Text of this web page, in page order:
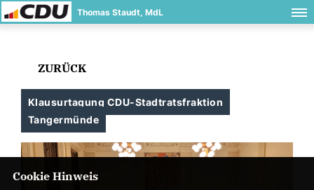
Thomas Staudt, MdL
ZURÜCK
Klausurtagung CDU-Stadtratsfraktion
Tangermünde
Cookie Hinweis